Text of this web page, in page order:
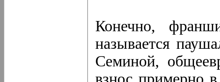
Конечно,
называется
Семиной,
взнос примерно